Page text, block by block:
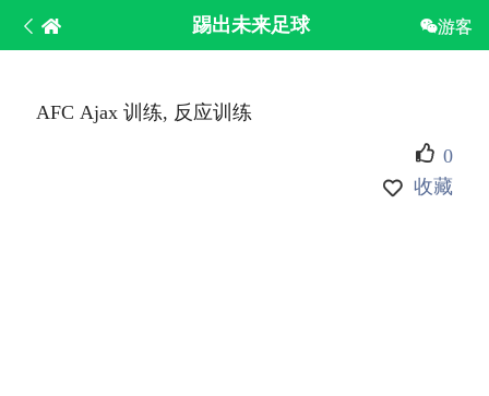
踢出未来足球 游客
AFC Ajax 训练, 反应训练
0
收藏